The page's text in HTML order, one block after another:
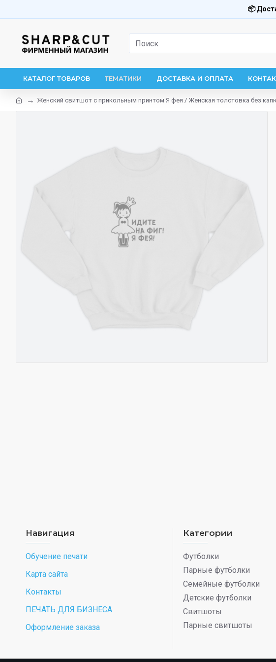
📦
КАТАЛОГ ТОВАРОВ ТЕМАТИКИ ДОСТАВКА И ОПЛАТА
Женский свитшот с прикольным принтом Я фея / Женская толстовка без
Навигация
Обучение печати
Карта сайта
Контакты
ПЕЧАТЬ ДЛЯ БИЗНЕСА
Оформление заказа
Категории
Футболки
Парные футболки
Семейные футболки
Детские футболки
Свитшоты
Парные свитшоты